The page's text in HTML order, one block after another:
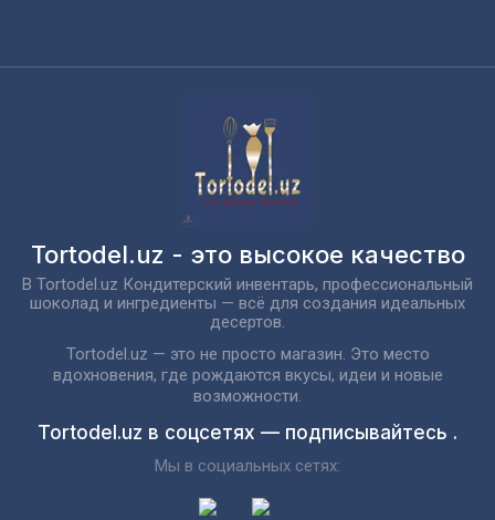
Tortodel.uz - это высокое качество
В Tortodel.uz Кондитерский инвентарь, профессиональный
шоколад и ингредиенты — всё для создания идеальных
десертов.
Tortodel.uz — это не просто магазин. Это место
вдохновения, где рождаются вкусы, идеи и новые
возможности.
Tortodel.uz в соцсетях — подписывайтесь .
Мы в социальных сетях: